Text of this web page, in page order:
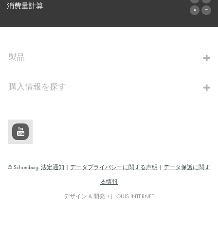
消費量計算
製品
購入情報を探す
© Schomburg. 法定通知 データプライバシーに関する声明 データ保護に関す
る情報
デザイン & 開発 +| LOUIS INTERNET